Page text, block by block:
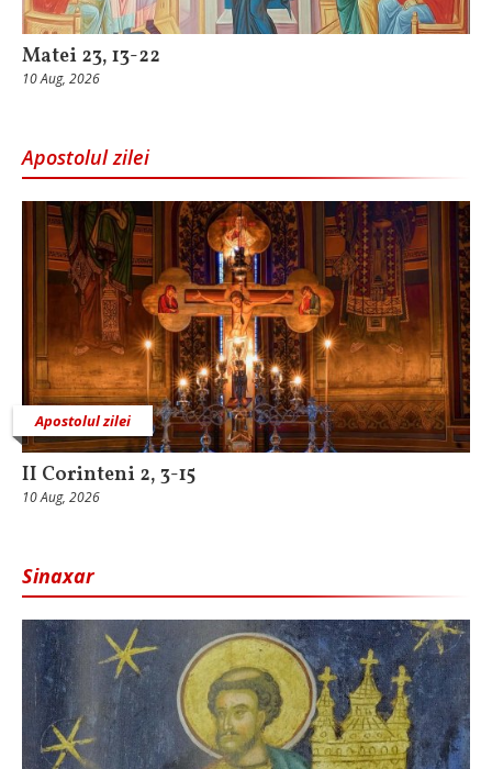
Matei 23, 13-22
10 Aug, 2026
Apostolul zilei
Apostolul zilei
II Corinteni 2, 3-15
10 Aug, 2026
Sinaxar